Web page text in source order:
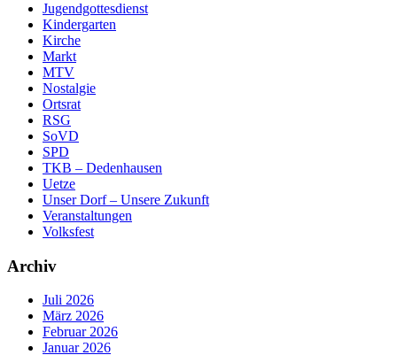
Jugendgottesdienst
Kindergarten
Kirche
Markt
MTV
Nostalgie
Ortsrat
RSG
SoVD
SPD
TKB – Dedenhausen
Uetze
Unser Dorf – Unsere Zukunft
Veranstaltungen
Volksfest
Archiv
Juli 2026
März 2026
Februar 2026
Januar 2026